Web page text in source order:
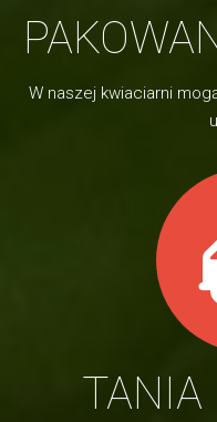
W naszej kwiaciarni
TANIA